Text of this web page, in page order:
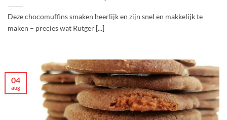
Deze chocomuffins smaken heerlijk en zijn snel en makkelijk te
maken – precies wat Rutger [...]
04
aug